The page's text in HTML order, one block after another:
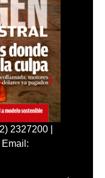
2327200 |